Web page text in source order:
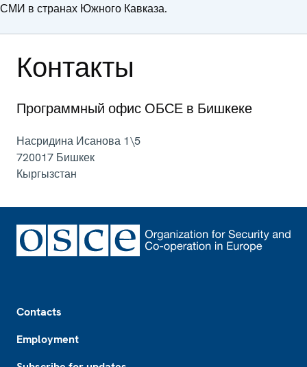
СМИ в странах Южного Кавказа.
Контакты
Программный офис ОБСЕ в Бишкеке
Насридина Исанова 1\5
720017 Бишкек
Кыргызстан
Contacts
Employment